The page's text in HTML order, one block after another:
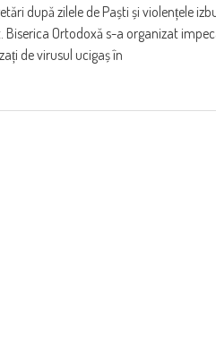
după zilele de Paști și violențele
Biserica Ortodoxă s-a organizat
de virusul ucigaș în